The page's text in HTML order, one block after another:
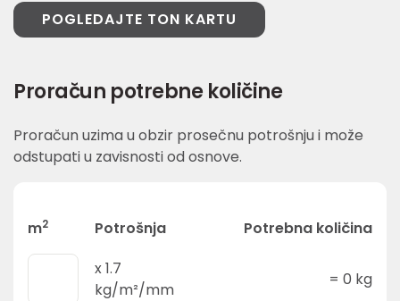
POGLEDAJTE TON KARTU
Proračun potrebne količine
Proračun uzima u obzir prosečnu potrošnju i može
odstupati u zavisnosti od osnove.
m2 Potrošnja
Potrebna količina
x1.7
kg/m²/mm
= 0 kg